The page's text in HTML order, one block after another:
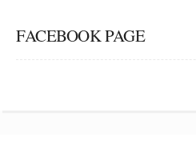
FACEBOOK PAGE